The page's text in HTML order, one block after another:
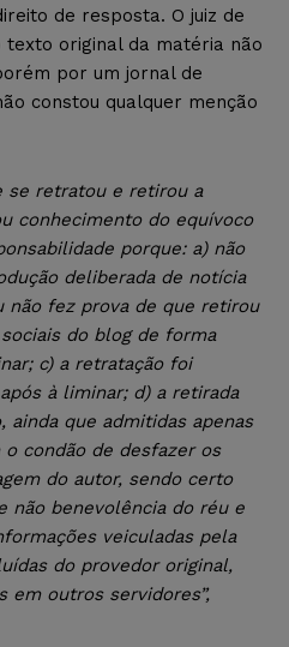
de resposta. O juiz de
original da matéria não
por um jornal de
constou qualquer menção
se retratou e retirou a
conhecimento do equívoco
porque: a) não
deliberada de notícia
não fez prova de que retirou
do blog de forma
c) a retratação foi
à liminar; d) a retirada
ainda que admitidas apenas
condão de desfazer os
do autor, sendo certo
não benevolência do réu e
veiculadas pela
do provedor original,
em outros servidores”,